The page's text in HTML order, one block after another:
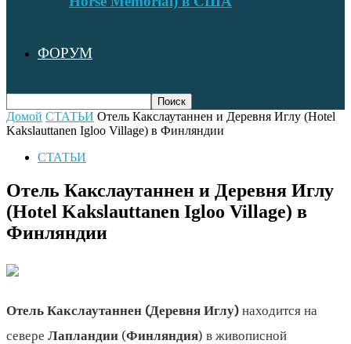
ФОРУМ
Домой СТАТЬИ Отель Какслаутаннен и Деревня Иглу (Hotel
Kakslauttanen Igloo Village) в Финляндии
СТАТЬИ
Отель Какслаутаннен и Деревня Иглу
(Hotel Kakslauttanen Igloo Village) в
Финляндии
Отель Какслаутаннен (Деревня Иглу) находится на
севере Лапландии (Финляндия) в живописной